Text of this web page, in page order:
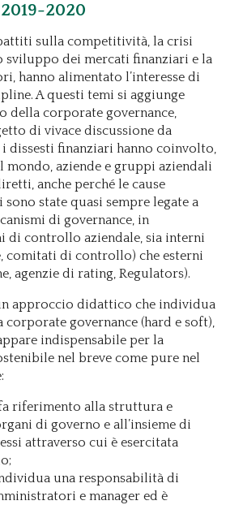
2020
sulla competitività, la crisi
sviluppo dei mercati finanziari e la
hanno alimentato l’interesse di
A questi temi si aggiunge
della corporate governance,
di vivace discussione da
dissesti finanziari hanno coinvolto,
mondo, aziende e gruppi aziendali
anche perché le cause
state quasi sempre legate a
di governance, in
di controllo aziendale, sia interni
comitati di controllo) che esterni
agenzie di rating, Regulators).
approccio didattico che individua
governance (hard e soft),
indispensabile per la
nel breve come pure nel
riferimento alla struttura e
di governo e all’insieme di
attraverso cui è esercitata
una responsabilità di
e manager ed è